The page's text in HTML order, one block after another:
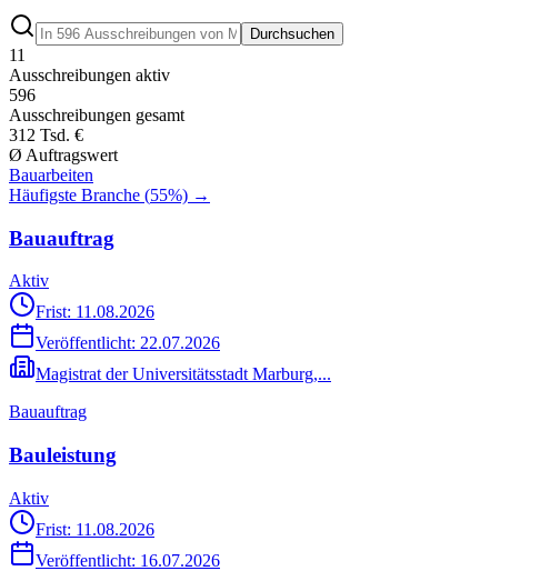
Durchsuchen
11
Ausschreibungen aktiv
596
Ausschreibungen gesamt
312 Tsd. €
Ø Auftragswert
Bauarbeiten
Häufigste Branche (55%) →
Bauauftrag
Aktiv
Frist: 11.08.2026
Veröffentlicht: 22.07.2026
Magistrat der Universitätsstadt Marburg,...
Bauauftrag
Bauleistung
Aktiv
Frist: 11.08.2026
Veröffentlicht: 16.07.2026